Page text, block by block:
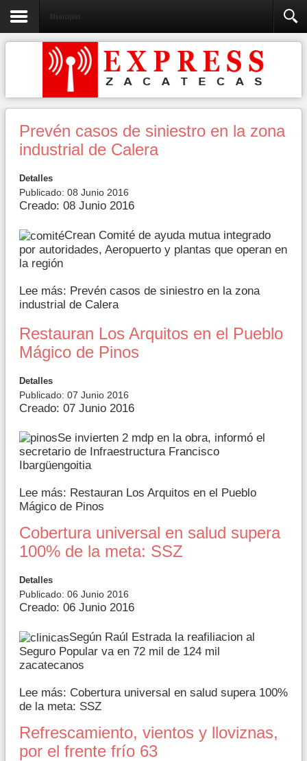
Municipios
Prevén casos de siniestro en la zona
industrial de Calera
Detalles
Publicado: 08 Junio 2016
Creado: 08 Junio 2016
Crean Comité de ayuda mutua integrado
por autoridades, Aeropuerto y plantas que operan en
la región
Lee más: Prevén casos de siniestro en la zona
industrial de Calera
Restauran Los Arquitos en el Pueblo
Mágico de Pinos
Detalles
Publicado: 07 Junio 2016
Creado: 07 Junio 2016
Se invierten 2 mdp en la obra, informó el
secretario de Infraestructura Francisco
Ibargüengoitia
Lee más: Restauran Los Arquitos en el Pueblo
Mágico de Pinos
Cobertura universal en salud supera
100% de la meta: SSZ
Detalles
Publicado: 06 Junio 2016
Creado: 06 Junio 2016
Según Raúl Estrada la reafiliacion al
Seguro Popular va en 72 mil de 124 mil
zacatecanos
Lee más: Cobertura universal en salud supera 100%
de la meta: SSZ
Refrescamiento, vientos y lloviznas,
por el frente frío 63